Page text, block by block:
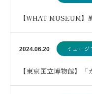
【WHAT MUSEUM
–
2024.06.20 ミュー
【東京国立博物館】